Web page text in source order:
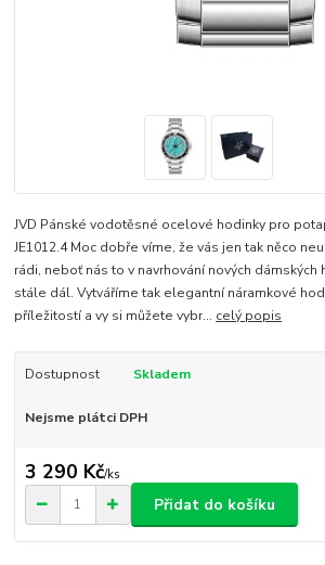
JVD Pánské vodotěsné ocelové hodinky pro
JE1012.4 Moc dobře víme, že vás jen tak něco
rádi, neboť nás to v navrhování nových dámských
stále dál. Vytváříme tak elegantní náramkové
příležitostí a vy si můžete vybr... celý popis
Dostupnost Skladem
Nejsme plátci DPH
3 290 Kč/ks
Přidat do košíku